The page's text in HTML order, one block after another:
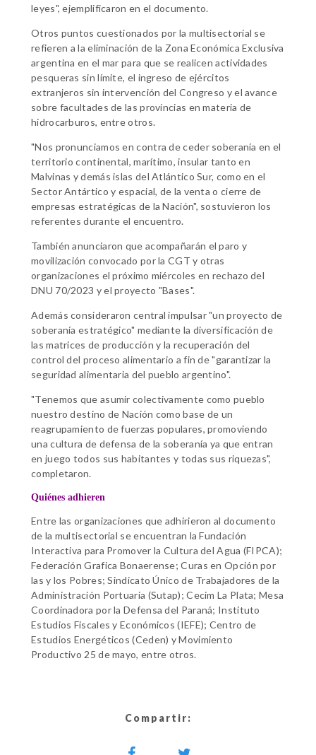
leyes", ejemplificaron en el documento.
Otros puntos cuestionados por la multisectorial se
refieren a la eliminación de la Zona Económica Exclusiva
argentina en el mar para que se realicen actividades
pesqueras sin límite, el ingreso de ejércitos
extranjeros sin intervención del Congreso y el avance
sobre facultades de las provincias en materia de
hidrocarburos, entre otros.
"Nos pronunciamos en contra de ceder soberanía en el
territorio continental, marítimo, insular tanto en
Malvinas y demás islas del Atlántico Sur, como en el
Sector Antártico y espacial, de la venta o cierre de
empresas estratégicas de la Nación", sostuvieron los
referentes durante el encuentro.
También anunciaron que acompañarán el paro y
movilización convocado por la CGT y otras
organizaciones el próximo miércoles en rechazo del
DNU 70/2023 y el proyecto "Bases".
Además consideraron central impulsar "un proyecto de
soberanía estratégico" mediante la diversificación de
las matrices de producción y la recuperación del
control del proceso alimentario a fin de "garantizar la
seguridad alimentaria del pueblo argentino".
"Tenemos que asumir colectivamente como pueblo
nuestro destino de Nación como base de un
reagrupamiento de fuerzas populares, promoviendo
una cultura de defensa de la soberanía ya que entran
en juego todos sus habitantes y todas sus riquezas",
completaron.
Quiénes adhieren
Entre las organizaciones que adhirieron al documento
de la multisectorial se encuentran la Fundación
Interactiva para Promover la Cultura del Agua (FIPCA);
FederaciónGrafica Bonaerense; Curas en Opción por
las y los Pobres; Sindicato Único de Trabajadores de la
Administración Portuaria (Sutap); Cecim La Plata; Mesa
Coordinadora por la Defensa del Paraná; Instituto
Estudios Fiscales y Económicos (IEFE); Centro de
Estudios Energéticos (Ceden) y Movimiento
Productivo 25 de mayo, entre otros.
Compartir: